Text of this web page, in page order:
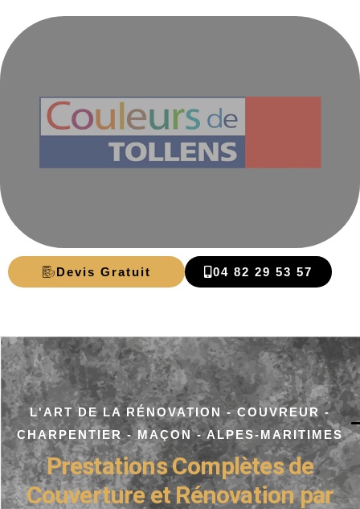
Devis Gratuit 04 82 29 53 57
L'ART DE LA RÉNOVATION - COUVREUR -
CHARPENTIER - MAÇON - ALPES-MARITIMES
Prestations Complètes de
Couverture et Rénovation par